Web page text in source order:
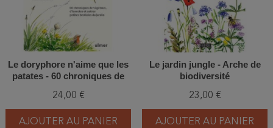
Le doryphore n'aime que les
patates - 60 chroniques de
autres petites bestioles du
jardin
24,00 €
AJOUTER AU PANIER
Le jardin jungle - Arche de
biodiversité
23,00 €
AJOUTER AU PANIER